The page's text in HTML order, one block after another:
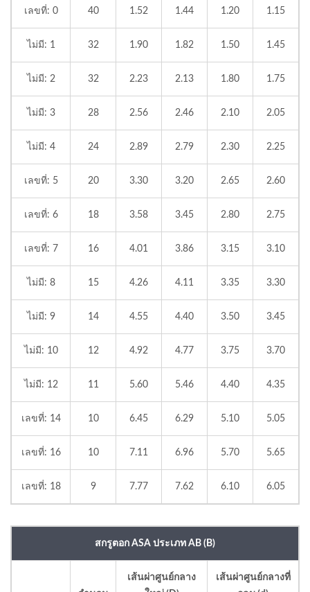
เลขที่: 0 40 1.52 1.44 1.20 1.15
ไม่มี: 1 32 1.90 1.82 1.50 1.45
ไม่มี: 2 32 2.23 2.13 1.80 1.75
ไม่มี: 3 28 2.56 2.46 2.10 2.05
ไม่มี: 4 24 2.89 2.79 2.30 2.25
เลขที่: 5 20 3.30 3.20 2.65 2.60
เลขที่: 6 18 3.58 3.45 2.80 2.75
เลขที่: 7 16 4.01 3.86 3.15 3.10
ไม่มี: 8 15 4.26 4.11 3.35 3.30
ไม่มี: 9 14 4.55 4.40 3.50 3.45
ไม่มี: 10 12 4.92 4.77 3.75 3.70
ไม่มี: 12 11 5.60 5.46 4.40 4.35
เลขที่: 14 10 6.45 6.29 5.10 5.05
เลขที่: 16 10 7.11 6.96 5.70 5.65
เลขที่: 18 9 7.77 7.62 6.10 6.05
สกรูตอก ASA ประเภท AB (B)
เส้นผ่าศูนย์กลาง
เส้นผ่าศูนย์กลางที่